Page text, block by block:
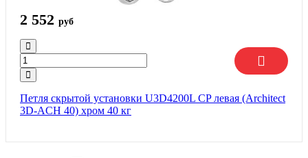
2 552 руб
Петля скрытой установки U3D4200L CP левая (Architect
3D-ACH 40) хром 40 кг